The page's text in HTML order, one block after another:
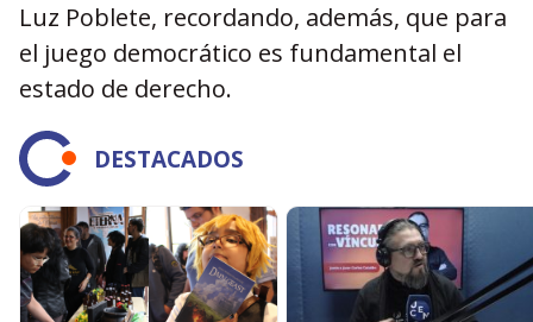
Luz Poblete, recordando, además, que para
el juego democrático es fundamental el
estado de derecho.
DESTACADOS